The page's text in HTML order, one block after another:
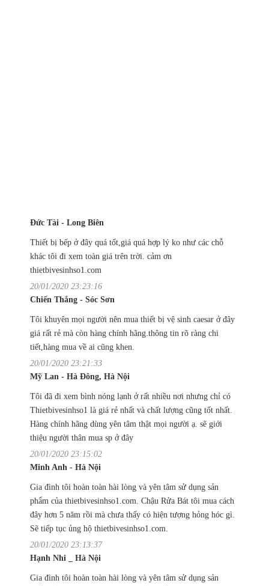
Đức Tài - Long Biên
Thiết bị bếp ở đây quá tốt,giá quá hợp lý ko như các chỗ
khác tôi đi xem toàn giá trên trời. cảm ơn
thietbivesinhso1.com
20/01/2020 23:23:16
Chiến Thắng - Sóc Sơn
Tôi khuyên mọi người nên mua thiết bị vệ sinh caesar ở đây
giá rất rẻ mà còn hàng chính hãng.thông tin rõ ràng chi
tiết,hàng mua về ai cũng khen.
20/01/2020 23:21:33
Mỹ Lan - Hà Đông, Hà Nội
Tôi đã đi xem bình nóng lạnh ở rất nhiều nơi nhưng chỉ có
Thietbivesinhso1 là giá rẻ nhất và chất lượng cũng tốt nhất.
Hàng chính hãng dùng yên tâm thật mọi người ạ. sẽ giới
thiệu người thân mua sp ở đây
20/01/2020 23:15:02
Minh Anh - Hà Nội
Gia đình tôi hoàn toàn hài lòng và yên tâm sử dụng sản
phẩm của thietbivesinhso1.com. Chậu Rửa Bát tôi mua cách
đây hơn 5 năm rồi mà chưa thấy có hiện tượng hỏng hóc gì.
Sẽ tiếp tục ủng hộ thietbivesinhso1.com.
20/01/2020 23:13:37
Hạnh Nhi _ Hà Nội
Gia đình tôi hoàn toàn hài lòng và yên tâm sử dụng sản